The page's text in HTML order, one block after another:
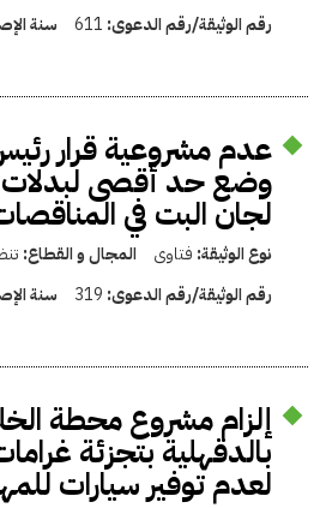
رقم الوثيقة/رقم الدعوى: 611 سنة
عدم مشروعية قرار
وضع حد أقصى
لجان البت في
نوع الوثيقة: فتاوى المجال و القطاع:
رقم الوثيقة/رقم الدعوى: 319 سنة
إلزام مشروع محطة
بالدقهلية بتجزئة
لعدم توفير سيارات